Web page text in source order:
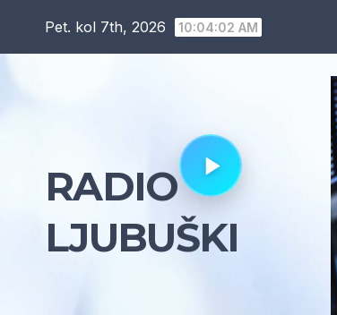
Pet. kol 7th, 2026 10:04:03 AM
RADIO
LJUBUŠKI